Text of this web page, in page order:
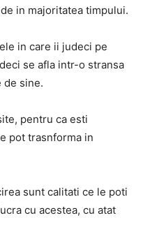
in majoritatea timpului.
in care ii judeci pe
se afla intr-o stransa
de sine.
pentru ca esti
pot trasnforma in
sunt calitati ce le poti
cu acestea, cu atat